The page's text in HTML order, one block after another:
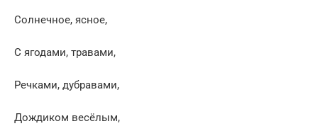
Солнечное, ясное,
С ягодами, травами,
Речками, дубравами,
Дождиком весёлым,